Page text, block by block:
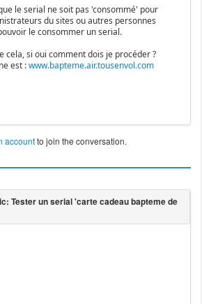
le serial ne soit pas 'consommé' pour
du sites ou autres personnes
le consommer un serial.
cela, si oui comment dois je procéder ?
est :www.bapteme.air.tousenvol.com
accountto join the conversation.